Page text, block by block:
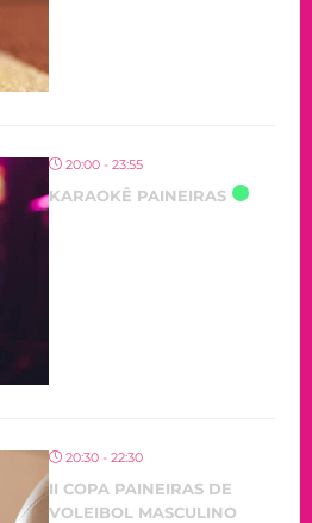
20:00 - 23:55
KARAOKÊ PAINEIRAS
20:30 - 22:30
II COPA PAINEIRAS DE
VOLEIBOL MASCULINO